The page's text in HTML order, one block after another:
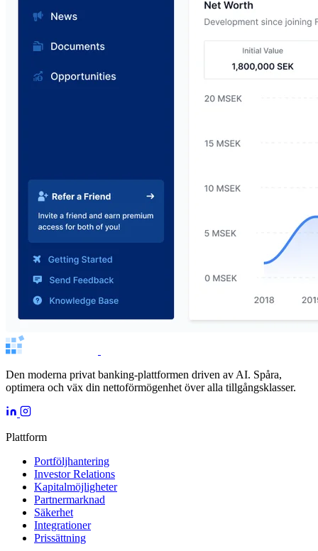
Den moderna privat banking-plattformen driven av AI. Spåra,
optimera och väx din nettoförmögenhet över alla tillgångsklasser.
Plattform
Portföljhantering
Investor Relations
Kapitalmöjligheter
Partnermarknad
Säkerhet
Integrationer
Prissättning